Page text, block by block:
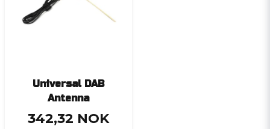
Universal DAB
Antenna
342,32 NOK